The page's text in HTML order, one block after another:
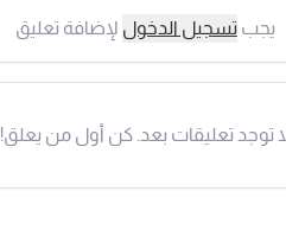
يجبتسجيل الدخول لإضافة تعليق
توجد تعليقات بعد. كن أول من يعلق!